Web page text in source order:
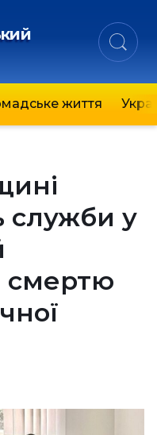
життя
служби у
смертю